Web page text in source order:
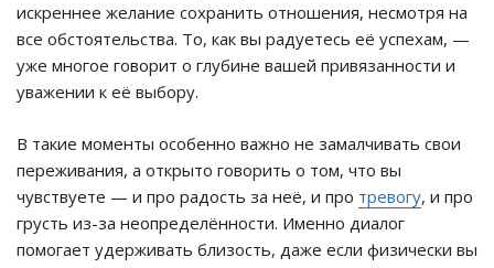
искреннее желание сохранить отношения, несмотря на
все обстоятельства. То, как вы радуетесь её успехам, —
уже многое говорит о глубине вашей привязанности и
уважении к её выбору.
В такие моменты особенно важно не замалчивать свои
переживания, а открыто говорить о том, что вы
чувствуете — и про радость за неё, и про тревогу, и про
грусть из-за неопределённости. Именно диалог
помогает удерживать близость, даже если физически вы